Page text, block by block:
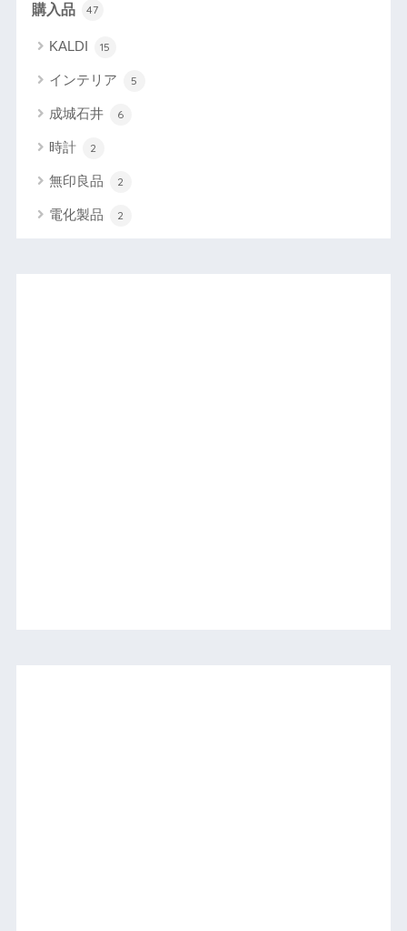
購入品 47
KALDI 15
インテリア 5
成城石井 6
時計 2
無印良品 2
電化製品 2